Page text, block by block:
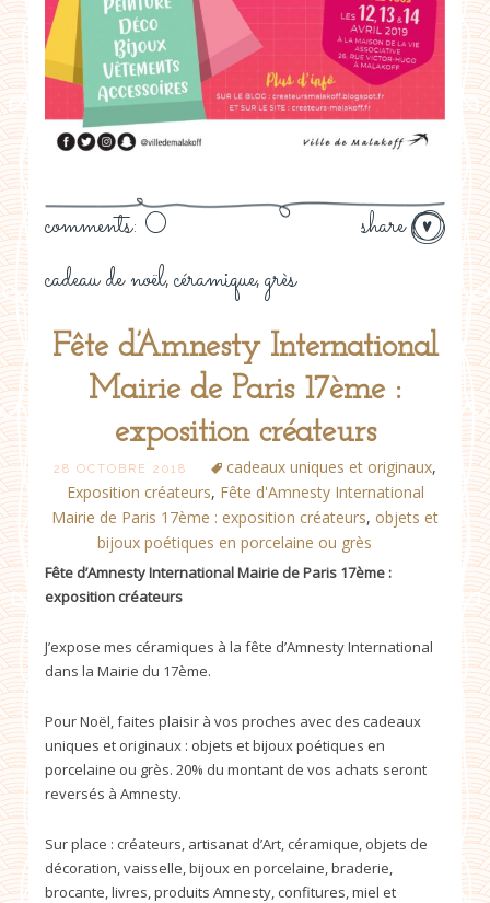
share
comments: 0
cadeau de noël, céramique, grès
Fête d’Amnesty International
Mairie de Paris 17ème :
exposition créateurs
28 OCTOBRE 2018 cadeaux uniques et originaux,
Exposition créateurs, Fête d'Amnesty International
Mairie de Paris 17ème : exposition créateurs, objets et
bijoux poétiques en porcelaine ou grès
Fête d’Amnesty International Mairie de Paris 17ème :
exposition créateurs
J’expose mes céramiques à la fête d’Amnesty International
dans la Mairie du 17ème.
Pour Noël, faites plaisir à vos proches avec des cadeaux
uniques et originaux : objets et bijoux poétiques en
porcelaine ou grès. 20% du montant de vos achats seront
reversés à Amnesty.
Sur place : créateurs, artisanat d’Art, céramique, objets de
décoration, vaisselle, bijoux en porcelaine, braderie,
brocante, livres, produits Amnesty, confitures, miel et